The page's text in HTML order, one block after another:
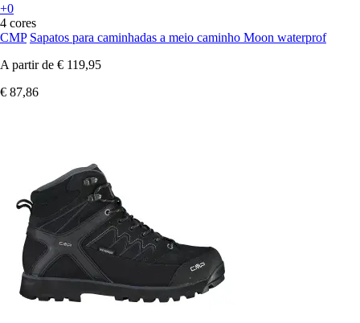
+0
4 cores
CMP Sapatos para caminhadas a meio caminho Moon waterprof
A partir de € 119,95
€ 87,86